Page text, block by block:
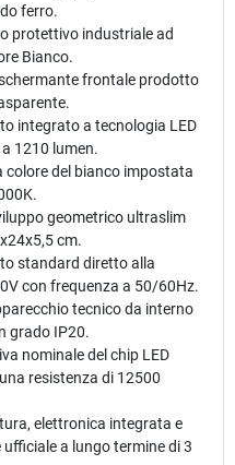
ferro.
protettivo industriale ad
Bianco.
frontale prodotto
integrato a tecnologia LED
1210 lumen.
colore del bianco impostata
geometrico ultraslim
cm.
standard diretto alla
con frequenza a 50/60Hz.
tecnico da interno
grado IP20.
nominale del chip LED
resistenza di 12500
elettronica integrata e
a lungo termine di 3